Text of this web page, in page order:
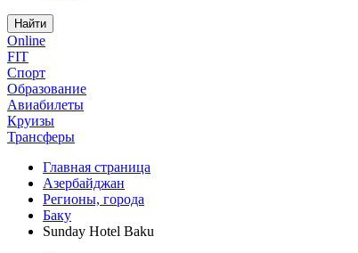
Найти
Online
FIT
Спорт
Образование
Авиабилеты
Круизы
Трансферы
Главная страница
Азербайджан
Регионы, города
Баку
Sunday Hotel Baku